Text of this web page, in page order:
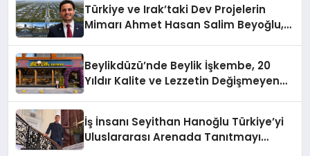
Türkiye ve Irak’taki Dev Projelerin
Mimarı Ahmet Hasan Salim Beyoğlu,
Hayata Geçirecek
Beylikdüzü’nde Beylik İşkembe, 20
Yıldır Kalite ve Lezzetin Değişmeyen
İş İnsanı Seyithan Hanoğlu Türkiye’yi
Uluslararası Arenada Tanıtmayı